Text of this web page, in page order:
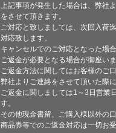
上記事項が発生した場合は、弊社
をさせて頂きます。
ご対応と致しましては、次回入荷
対応致します。
キャンセルでのご対応となった場
ご返金が必要となる場合が御座いま
ご返金方法に関してはお客様のご
弊社よりご連絡をさせて頂いた際
ご返金に関しましては1～3日営業
す。
その他現金書留、ご購入様以外の
商品券等でのご返金対応は一切お